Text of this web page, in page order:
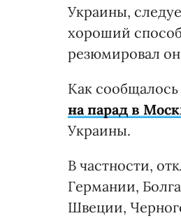
Украины,
хороший
резюмировал
Как
на парад в
Украины.
В частности,
Германии,
Швеции,